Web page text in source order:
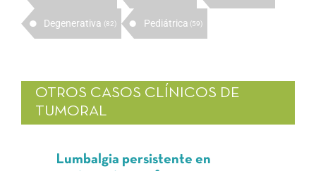
Degenerativa (82) Pediátrica (59)
OTROS CASOS CLÍNICOS DE
TUMORAL
Lumbalgia persistente en